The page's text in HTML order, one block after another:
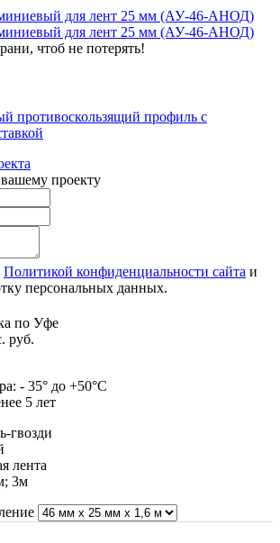
чтоб не потерять!
противоскользящий профиль с
вашему проекту
Политикой конфиденциальности сайта и
персональных данных.
по Уфе
руб.
- 35° до +50°С
5 лет
гвозди
лента
3м